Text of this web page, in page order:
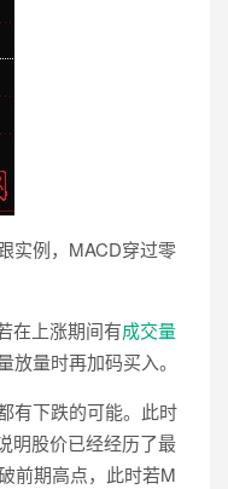
实例，MACD穿过零
在上涨期间有成交量
量时再加码买入。
有下跌的可能。此时
明股价已经经历了最
前期高点，此时若M